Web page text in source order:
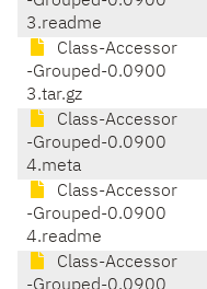
3.readme
Class-Accessor
-Grouped-0.0900
3.tar.gz
Class-Accessor
-Grouped-0.0900
4.meta
Class-Accessor
-Grouped-0.0900
4.readme
Class-Accessor